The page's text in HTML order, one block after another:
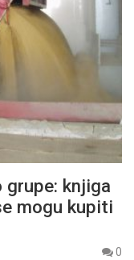
knjiga
mogu kupiti
0